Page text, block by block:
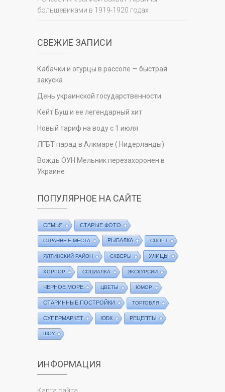
большевиками в 1919-1920 годах
СВЕЖИЕ ЗАПИСИ
Кабачки и огурцы в рассоле — быстрая
закуска
День украинской государственности
Кейт Буш и ее легендарный хит
Новый тариф на воду с 1 июля
ЛГБТ парад в Алкмаре ( Нидерланды)
Вождь ОУН Мельник перезахоронен в
Украине
ПОПУЛЯРНОЕ НА САЙТЕ
СЕМЬЯ СТАРЫЕ ФОТО
СТРАННЫЕ МЕСТА РЫБАЛКА СПОРТ
ЯЛТИНСКИЙ РАЙОН СКВЕРЫ УЛИЦЫ
ХОРРОР СОЦИАЛКА ЭКСКУРСИИ
ЧЕРНОЕ МОРЕ ЦВЕТЫ ЮМОР
СТАРИННЫЕ ПОСТРОЙКИ ТОРГОВЛЯ
СУПЕРМАРКЕТ ЮБК РЕЦЕПТЫ
ШОУ
ИНФОРМАЦИЯ